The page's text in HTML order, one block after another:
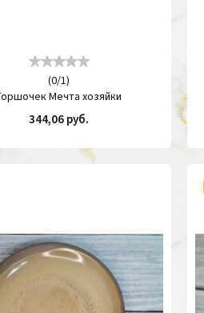
(0/1)
Мечта хозяйки
344,06 руб.